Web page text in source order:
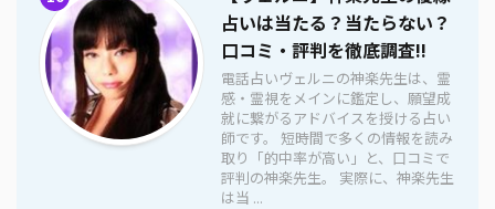
占いは当たる？当たらない？
口コミ・評判を徹底調査!!
電話占いヴェルニの神楽先生は、霊
感・霊視をメインに鑑定し、願望成
就に繋がるアドバイスを授ける占い
師です。 短時間で多くの情報を読み
取り「的中率が高い」と、口コミで
評判の神楽先生。 実際に、神楽先生
は当 ...